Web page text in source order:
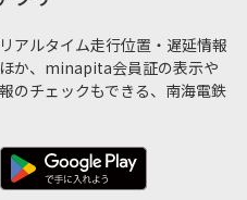
アルタイム走行位置・遅延情報
か、minapita会員証の表示や
のチェックもできる、南海電鉄